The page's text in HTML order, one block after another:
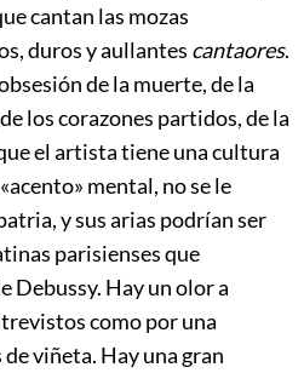
cantan las mozas
duros y aullantes cantaores.
de la muerte, de la
los corazones partidos, de la
el artista tiene una cultura
mental, no se le
y sus arias podrían ser
parisienses que
Debussy. Hay un olor a
como poruna
viñeta. Hay una gran